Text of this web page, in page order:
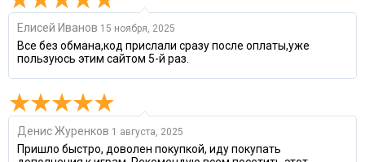
Елисей Иванов 15 ноября, 2025
Все без обмана,код прислали сразу после оплаты,уже
пользуюсь этим сайтом 5-й раз.
Денис Журенков 1 августа, 2025
Пришло быстро, доволен покупкой, иду покупать